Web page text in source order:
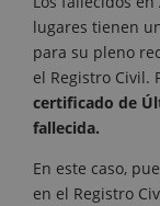
lugares tienen
para su pleno
el Registro Civil.
certificado de
fallecida.
En este caso,
en el Registro